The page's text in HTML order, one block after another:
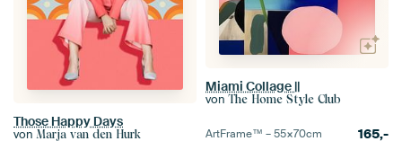
Those Happy Days
von Marja van den Hurk
Miami Collage ||
von The Home Style Club
ArtFrame™ –55×70cm 165,-